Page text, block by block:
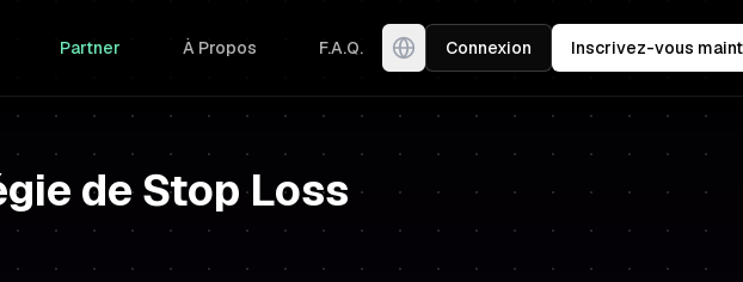
Partner À Propos F.A.Q. Connexion Inscrivez-vous
de Stop Loss